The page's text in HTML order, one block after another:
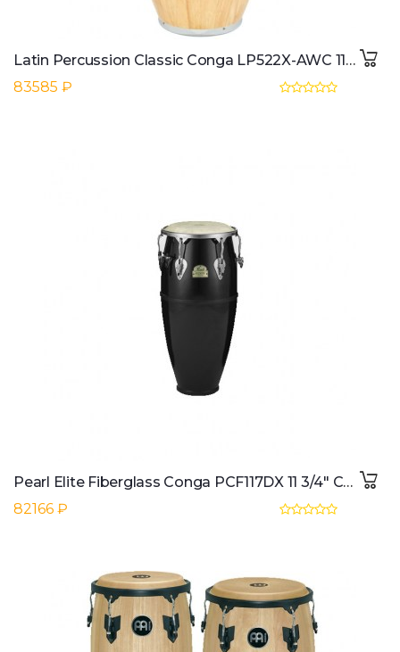
Latin Percussion Classic Conga LP522X-AWC 11" Quinto, Natural
83585 ₽
Pearl Elite Fiberglass Conga PCF117DX 11 3/4" Conga, Bistre Black
82166 ₽